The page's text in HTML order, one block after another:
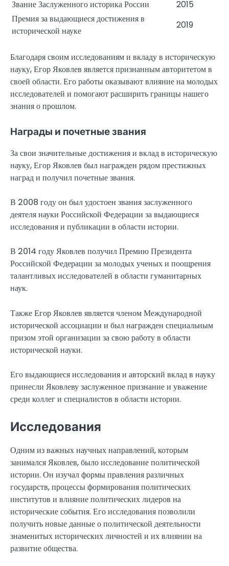
Звание Заслуженного историка России
2015
Премия за выдающиеся достижения в
исторической науке
2019
Благодаря своим исследованиям и вкладу в историческую
науку, Егор Яковлев является признанным авторитетом в
своей области. Его работы оказывают влияние на молодых
исследователей и помогают расширить границы нашего
знания о прошлом.
Награды и почетные звания
За свои значительные достижения и вклад в историческую
науку, Егор Яковлев был награжден рядом престижных
наград и получил почетные звания.
В 2008 году он был удостоен звания заслуженного
деятеля науки Российской Федерации за выдающиеся
исследования и публикации в области истории.
В 2014 году Яковлев получил Премию Президента
Российской Федерации за молодых ученых и поощрения
талантливых исследователей в области гуманитарных
наук.
Также Егор Яковлев является членом Международной
исторической ассоциации и был награжден специальным
призом этой организации за свою работу в области
исторической науки.
Его выдающиеся исследования и авторский вклад в науку
принесли Яковлеву заслуженное признание и уважение
среди коллег и специалистов в области истории.
Исследования
Одним из важных научных направлений, которым
занимался Яковлев, было исследование политической
истории. Он изучал формы правления различных
государств, процессы формирования политических
институтов и влияние политических лидеров на
исторические события. Его исследования позволили
получить новые данные о политической деятельности
знаменитых исторических личностей и их влиянии на
развитие общества.